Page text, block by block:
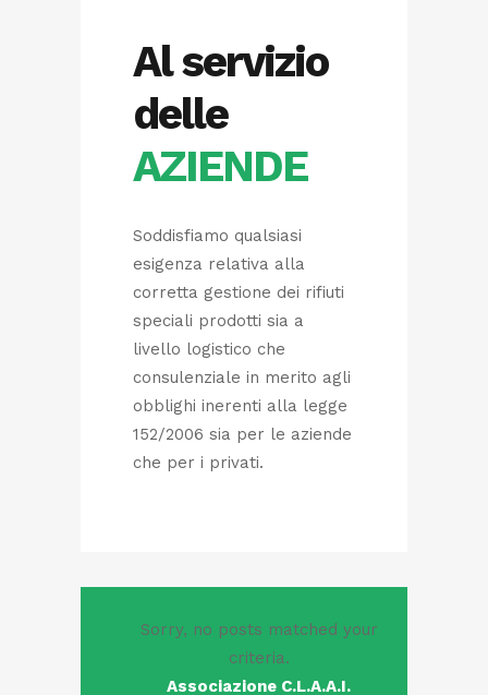
Al servizio
delle
AZIENDE
Soddisfiamo qualsiasi
esigenza relativa alla
corretta gestione dei rifiuti
speciali prodotti sia a
livello logistico che
consulenziale in merito agli
obblighi inerenti alla legge
152/2006 sia per le aziende
che per i privati.
Sorry, no posts matched your
criteria.
Associazione C.L.A.A.I.